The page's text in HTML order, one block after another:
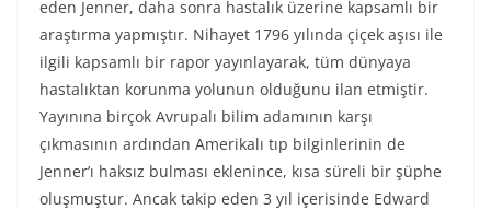
eden Jenner, daha sonra hastalık üzerine kapsamlı bir
araştırma yapmıştır. Nihayet 1796 yılında çiçek aşısı ile
ilgili kapsamlı bir rapor yayınlayarak, tüm dünyaya
hastalıktan korunma yolunun olduğunu ilan etmiştir.
Yayınına birçok Avrupalı bilim adamının karşı
çıkmasının ardından Amerikalı tıp bilginlerinin de
Jenner’ı haksız bulması eklenince, kısa süreli bir şüphe
oluşmuştur. Ancak takip eden 3 yıl içerisinde Edward